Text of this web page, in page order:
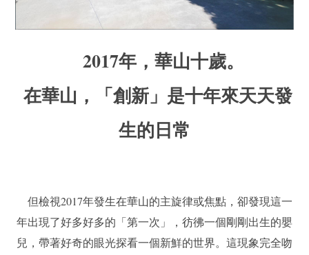
2017年，華山十歲。
在華山，「創新」是十年來天天發
生的日常
但檢視2017年發生在華山的主旋律或焦點，卻發現這一
年出現了好多好多的「第一次」，彷彿一個剛剛出生的嬰
兒，帶著好奇的眼光探看一個新鮮的世界。這現象完全吻